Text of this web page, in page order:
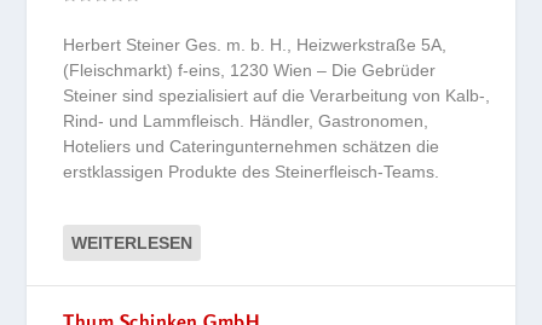
Herbert Steiner Ges. m. b. H., Heizwerkstraße 5A,
(Fleischmarkt) f-eins, 1230 Wien – Die Gebrüder
Steiner sind spezialisiert auf die Verarbeitung von Kalb-,
Rind- und Lammfleisch. Händler, Gastronomen,
Hoteliers und Cateringunternehmen schätzen die
erstklassigen Produkte des Steinerfleisch-Teams.
WEITERLESEN